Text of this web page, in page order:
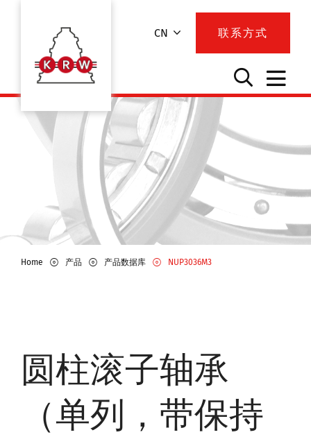
CN 联系方式
Home 产品 产品数据库 NUP3036M3
圆柱滚子轴承
（单列，带保持